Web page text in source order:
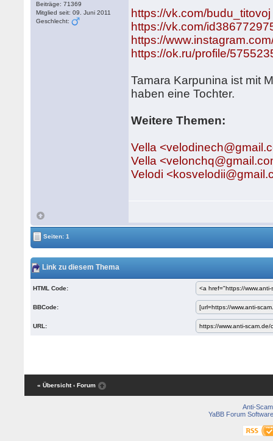
Beiträge: 71369
Mitglied seit: 09. Juni 2011
Geschlecht:
https://vk.com/budu_titovoj
https://vk.com/
https://
https://ok.ru/profile/
Tamara Karpunina ist mit
haben eine Tochter.
Weitere Themen:
Vella
Vella
Velodi
Seiten: 1
Link zu diesem Thema
HTML Code:
BBCode:
URL:
« Übersicht ‹ Forum
Anti-Scam
YaBB Forum Software